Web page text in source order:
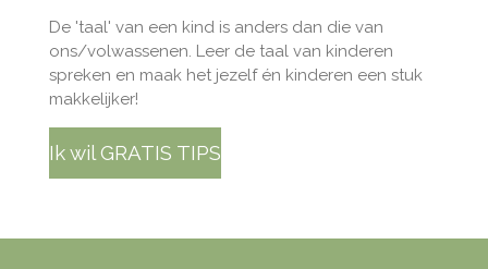
De 'taal' van een kind is anders dan die van
ons/volwassenen. Leer de taal van kinderen
spreken en maak het jezelf én kinderen een stuk
makkelijker!
Ik wil GRATIS TIPS